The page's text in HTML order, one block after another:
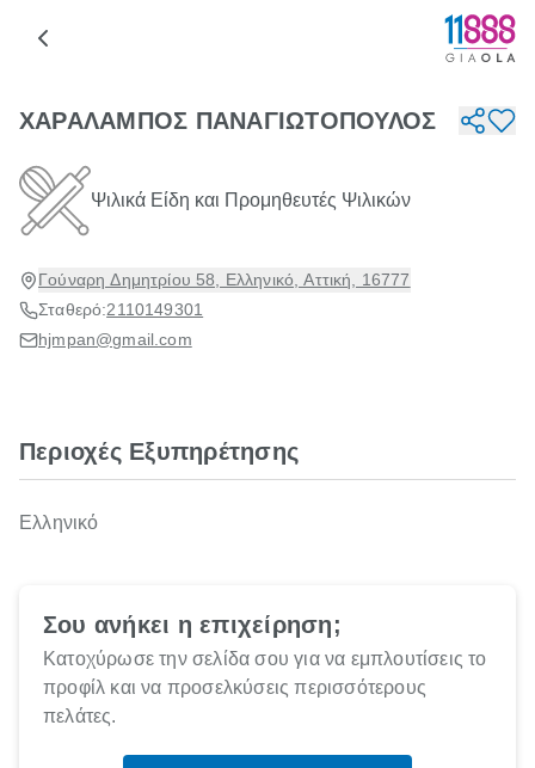
ΧΑΡΑΛΑΜΠΟΣ ΠΑΝΑΓΙΩΤΟΠΟΥΛΟΣ
Ψιλικά Είδη και Προμηθευτές Ψιλικών
Γούναρη Δημητρίου 58, Ελληνικό, Αττική, 16777
Σταθερό:2110149301
hjmpan@gmail.com
Περιοχές Εξυπηρέτησης
Ελληνικό
Σου ανήκει η επιχείρηση;
Κατοχύρωσε την σελίδα σου για να εμπλουτίσεις το
προφίλ και να προσελκύσεις περισσότερους
πελάτες.